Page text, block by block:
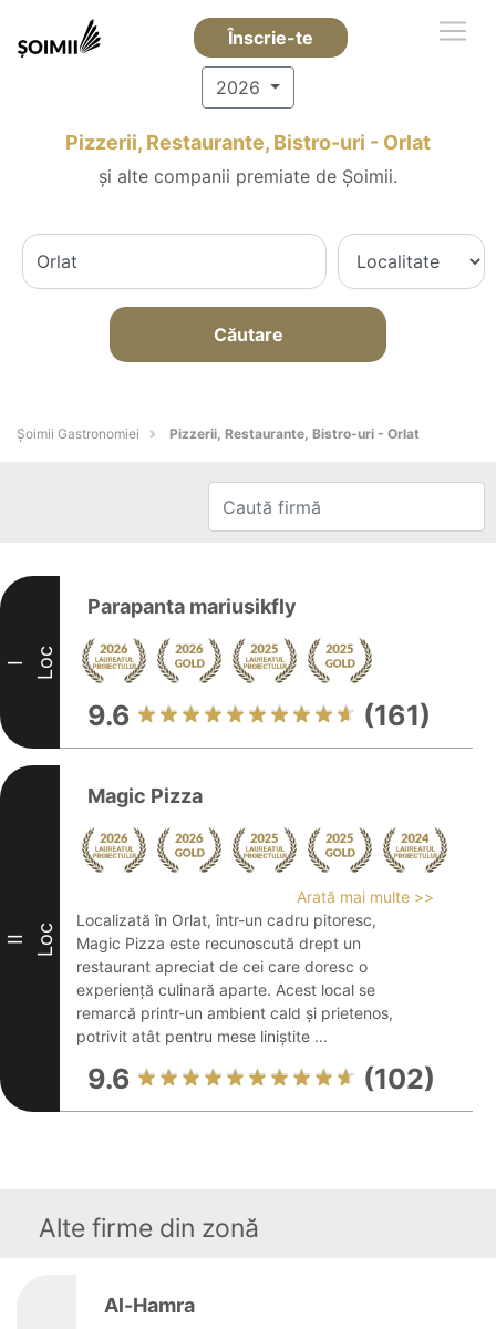
Înscrie-te
2026
Pizzerii, Restaurante, Bistro-uri - Orlat
și alte companii premiate de Șoimii.
Căutare
Șoimii Gastronomiei Pizzerii, Restaurante, Bistro-uri - Orlat
I Loc
Parapanta mariusikfly
9.6 (161)
II Loc
Magic Pizza
Arată mai multe >>
Localizată în Orlat, într-un cadru pitoresc,
Magic Pizza este recunoscută drept un
restaurant apreciat de cei care doresc o
experiență culinară aparte. Acest local se
remarcă printr-un ambient cald și prietenos,
potrivit atât pentru mese liniștite ...
9.6 (102)
Alte firme din zonă
Al-Hamra